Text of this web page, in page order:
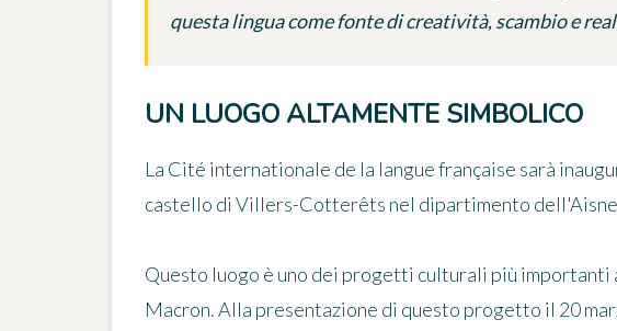
questa lingua come fonte di creatività, scambio e
UN LUOGO ALTAMENTE SIMBOLICO
La Cité internationale de la langue française sarà
castello di Villers-Cotterêts nel dipartimento
Questo luogo è uno dei progetti culturali più importanti
Macron. Alla presentazione di questo progetto il 20